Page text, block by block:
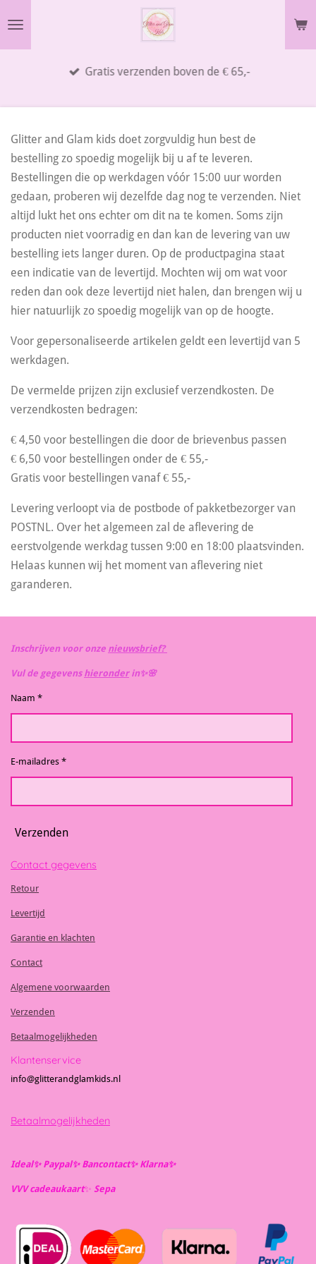
Gratis verzenden boven de € 65,-
Glitter and Glam kids doet zorgvuldig hun best de
bestelling zo spoedig mogelijk bij u af te leveren.
Bestellingen die op werkdagen vóór 15:00 uur worden
gedaan, proberen wij dezelfde dag nog te verzenden. Niet
altijd lukt het ons echter om dit na te komen. Soms zijn
producten niet voorradig en dan kan de levering van uw
bestelling iets langer duren. Op de productpagina staat
een indicatie van de levertijd. Mochten wij om wat voor
reden dan ook deze levertijd niet halen, dan brengen wij u
hier natuurlijk zo spoedig mogelijk van op de hoogte.
Voor gepersonaliseerde artikelen geldt een levertijd van 5
werkdagen.
De vermelde prijzen zijn exclusief verzendkosten. De
verzendkosten bedragen:
€ 4,50 voor bestellingen die door de brievenbus passen
€ 6,50 voor bestellingen onder de € 55,-
Gratis voor bestellingen vanaf € 55,-
Levering verloopt via de postbode of pakketbezorger van
POSTNL. Over het algemeen zal de aflevering de
eerstvolgende werkdag tussen 9:00 en 18:00 plaatsvinden.
Helaas kunnen wij het moment van aflevering niet
garanderen.
Inschrijven voor onze nieuwsbrief?
Vul de gegevens hieronderin✨️🌸
Naam *
E-mailadres *
Verzenden
Contact gegevens
Retour
Levertijd
Garantie en klachten
Contact
Algemene voorwaarden
Verzenden
Betaalmogelijkheden
Klantenservice
info@glitterandglamkids.nl
Betaalmogelijkheden
Ideal✨️ Paypal✨️ Bancontact✨️ Klarna✨️
VVV cadeaukaart✨️ Sepa